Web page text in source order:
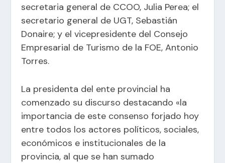
secretaria general de CCOO, Julia Perea; el
secretario general de UGT, Sebastián
Donaire; y el vicepresidente del Consejo
Empresarial de Turismo de la FOE, Antonio
Torres.
La presidenta del ente provincial ha
comenzado su discurso destacando «la
importancia de este consenso forjado hoy
entre todos los actores políticos, sociales,
económicos e institucionales de la
provincia, al que se han sumado